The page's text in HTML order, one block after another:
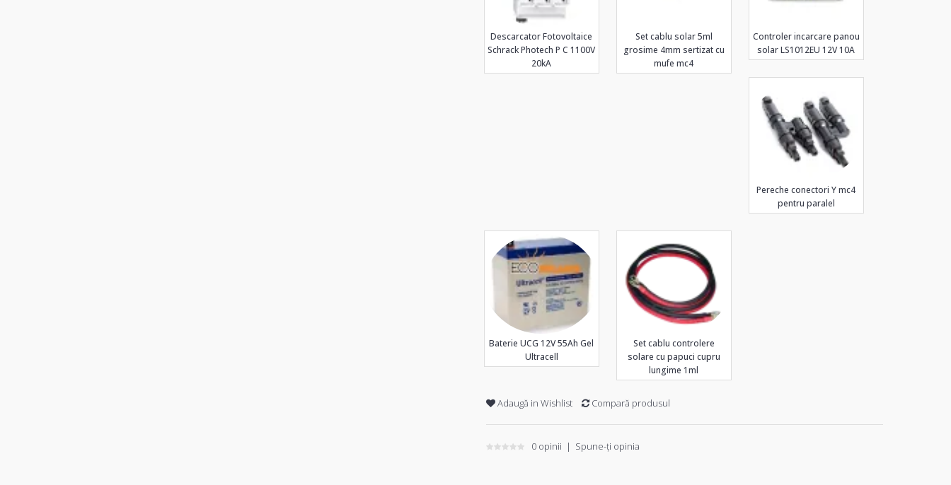
Descarcator Fotovoltaice
Schrack Photech P C 1100V
20kA
Set cablu solar 5ml
grosime 4mm sertizat cu
mufe mc4
Controler incarcare panou
solar LS1012EU 12V 10A
Pereche conectori Y mc4
pentru paralel
Baterie UCG 12V 55Ah Gel
Ultracell
Set cablu controlere
solare cu papuci cupru
lungime 1ml
Adaugă in Wishlist Compară produsul
0 opinii | Spune-ţi opinia